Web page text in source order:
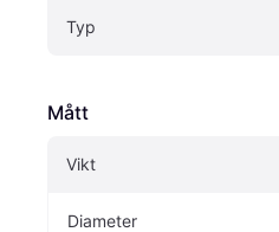
Typ
Mått
Vikt
Diameter